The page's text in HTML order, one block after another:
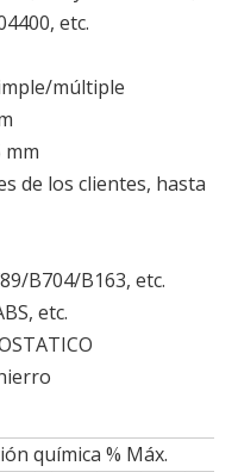
etc.
múltiple
mm
de los clientes, hasta
B704/B163, etc.
etc.
química % Máx.